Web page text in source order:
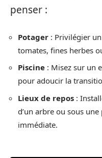
penser :
Potager : Privilégier
tomates, fines herbes
Piscine : Misez sur un
pour adoucir la
Lieux de repos :
d’un arbre ou sous
immédiate.